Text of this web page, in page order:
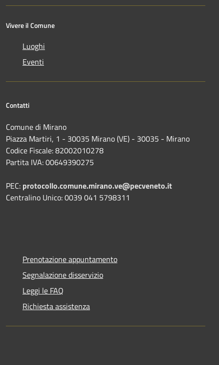
Vivere il Comune
Luoghi
Eventi
Contatti
Comune di Mirano
Piazza Martiri, 1 - 30035 Mirano (VE) - 30035 - Mirano
Codice Fiscale: 82002010278
Partita IVA: 00649390275
PEC: protocollo.comune.mirano.ve@pecveneto.it
Centralino Unico: 0039 041 5798311
Prenotazione appuntamento
Segnalazione disservizio
Leggi le FAQ
Richiesta assistenza